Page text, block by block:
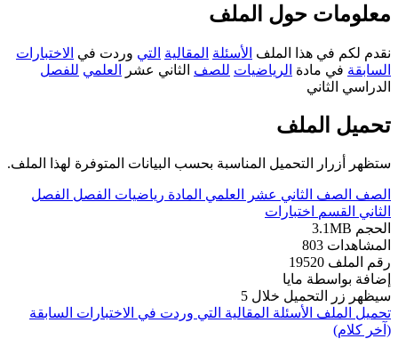
معلومات حول الملف
نقدم لكم في هذا الملف الأسئلة المقالية التيوردت في الاختبارات
السابقةفي مادة الرياضيات للصفالثاني عشر العلمي للفصل
الدراسي الثاني
تحميل الملف
ستظهر أزرار التحميل المناسبة بحسب البيانات المتوفرة لهذا الملف.
الصف الصف الثاني عشر العلمي المادة رياضيات الفصل
الفصل
الثاني
القسم
اختبارات
الحجم 3.1MB
المشاهدات 803
رقم الملف 19520
إضافة بواسطة مايا
سيظهر زر التحميل خلال 5
تحميل الملف
الأسئلة المقالية التي وردت في الاختبارات السابقة
(آخر كلام)